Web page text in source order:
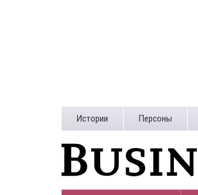
Истории Персоны